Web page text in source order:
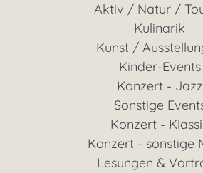
Aktiv / Natur /
Kulinarik
Kunst /
Kinder-Events
Konzert - Jazz
Sonstige
Konzert -
Konzert - sonstige
Lesungen &